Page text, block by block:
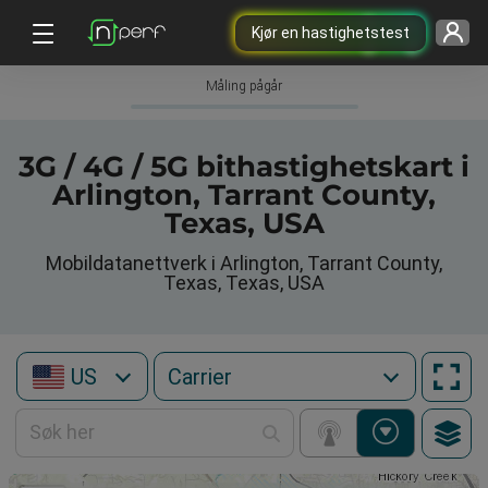
Kjør en hastighetstest
Måling pågår
3G / 4G / 5G bithastighetskart i
Arlington, Tarrant County,
Texas, USA
Mobildatanettverk i Arlington, Tarrant County,
Texas, Texas, USA
US